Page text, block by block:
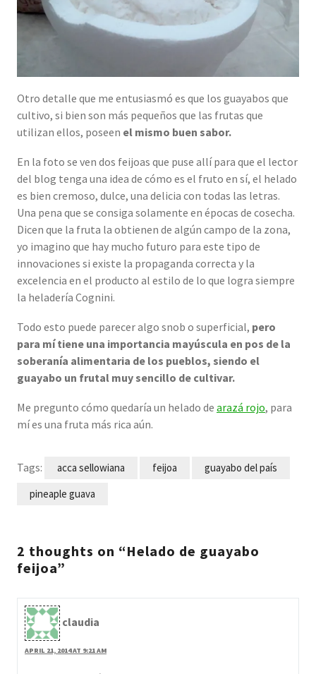
Otro detalle que me entusiasmó es que los guayabos que
cultivo, si bien son más pequeños que las frutas que
utilizan ellos, poseen el mismo buen sabor.
En la foto se ven dos feijoas que puse allí para que el lector
del blog tenga una idea de cómo es el fruto en sí, el helado
es bien cremoso, dulce, una delicia con todas las letras.
Una pena que se consiga solamente en épocas de cosecha.
Dicen que la fruta la obtienen de algún campo de la zona,
yo imagino que hay mucho futuro para este tipo de
innovaciones si existe la propaganda correcta y la
excelencia en el producto al estilo de lo que logra siempre
la heladería Cognini.
Todo esto puede parecer algo snob o superficial, pero
para mí tiene una importancia mayúscula en pos de la
soberanía alimentaria de los pueblos, siendo el
guayabo un frutal muy sencillo de cultivar.
Me pregunto cómo quedaría un helado de arazá rojo, para
mí es una fruta más rica aún.
Tags: acca sellowiana feijoa
guayabo del país
pineaple guava
2 thoughts on “Helado de guayabo
feijoa”
claudia
APRIL 21, 2014 AT 9:21 AM